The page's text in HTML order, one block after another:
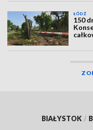
ŁÓDŹ
150
BIAŁYSTOK /